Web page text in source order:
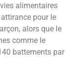
alimentaires
pour le
alors que le
comme le
battements par